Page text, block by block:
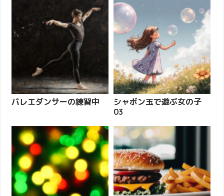
バレエダンサーの練習中
シャボン玉で遊ぶ女の子
03